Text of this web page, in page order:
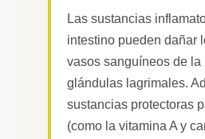
Las sustancias
intestino pueden dañar
vasos sanguíneos de la
glándulas lagrimales.
sustancias protectoras
(como la vitamina A y